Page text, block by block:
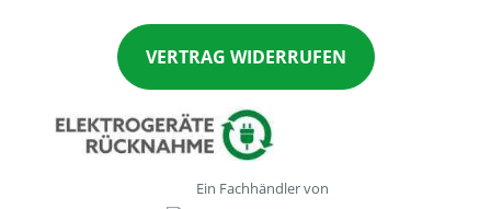
VERTRAG WIDERRUFEN
Ein Fachhändler von